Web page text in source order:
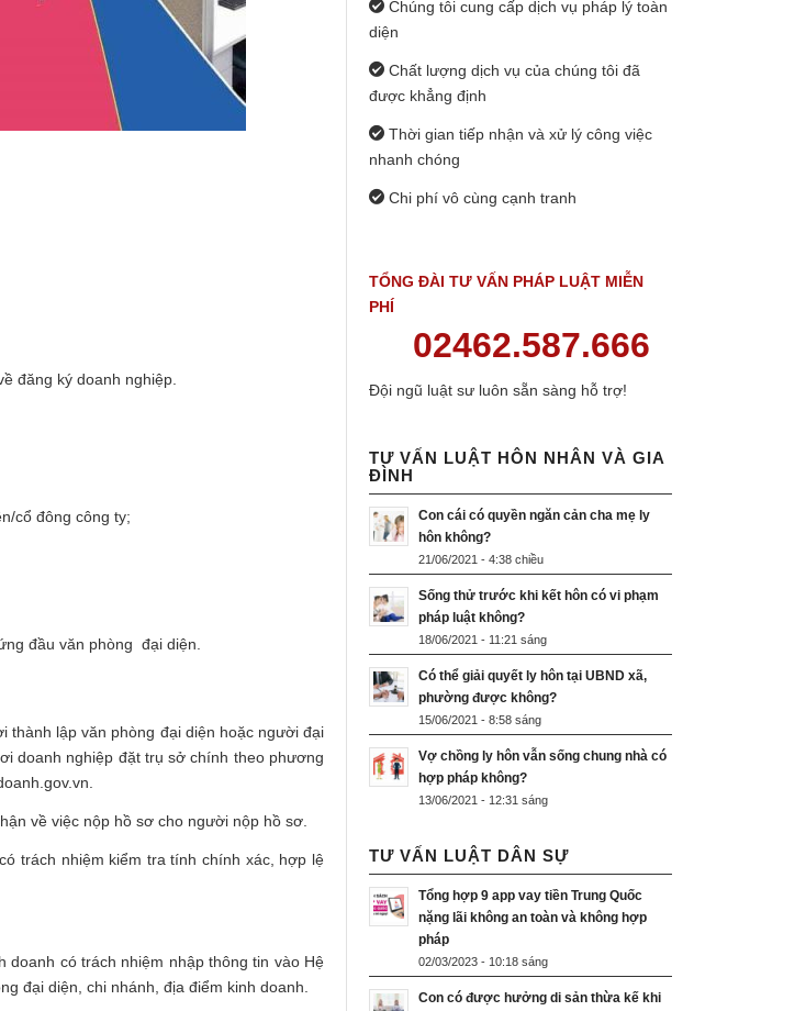
đăng ký doanh nghiệp.
cổ đông công ty;
đầu văn phòng đại diện.
thành lập văn phòng đại diện hoặc người đại
doanh nghiệp đặt trụ sở chính theo phương
về việc nộp hồ sơ cho người nộp hồ sơ.
trách nhiệm kiểm tra tính chính xác, hợp lệ
có trách nhiệm nhập thông tin vào Hệ
đại diện, chi nhánh, địa điểm kinh doanh.
Chúng tôi cung cấp dịch vụ pháp lý toàn
diện
Chất lượng dịch vụ của chúng tôi đã
được khẳng định
Thời gian tiếp nhận và xử lý công việc
nhanh chóng
Chi phí vô cùng cạnh tranh
TỔNG ĐÀI TƯ VẤN PHÁP LUẬT MIỄN
PHÍ
02462.587.666
Đội ngũ luật sư luôn sẵn sàng hỗ trợ!
TƯ VẤN LUẬT HÔN NHÂN VÀ GIA
ĐÌNH
Con cái có quyền ngăn cản cha mẹ ly
hôn không?
21/06/2021 - 4:38 chiều
Sống thử trước khi kết hôn có vi phạm
pháp luật không?
18/06/2021 - 11:21 sáng
Có thể giải quyết ly hôn tại UBND xã,
phường được không?
15/06/2021 - 8:58 sáng
Vợ chồng ly hôn vẫn sống chung nhà có
hợp pháp không?
13/06/2021 - 12:31 sáng
TƯ VẤN LUẬT DÂN SỰ
Tổng hợp 9 app vay tiền Trung Quốc
nặng lãi không an toàn và không hợp
pháp
02/03/2023 - 10:18 sáng
Con có được hưởng di sản thừa kế khi